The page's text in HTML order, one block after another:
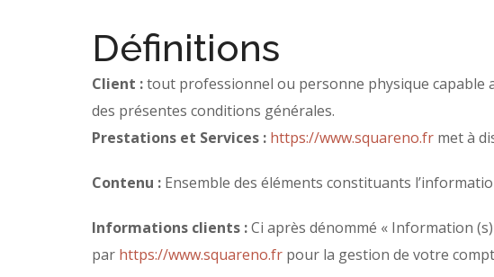
Définitions
Client :tout professionnel ou personne physique capable
des présentes conditions générales.
Prestations et Services : https://www.squareno.fr met à
Contenu : Ensemble des éléments constituants
Informations clients :Ci après dénommé « Information
par https://www.squareno.fr pour la gestion de votre